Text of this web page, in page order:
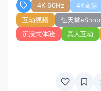
4K 60Hz 4K高清
互动视频
任天堂eShop
沉浸式体验
真人互动